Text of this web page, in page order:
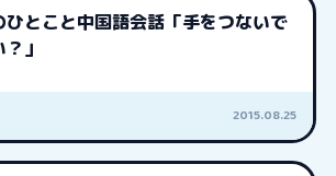
ひとこと中国語会話「手をつないで
」
2015.08.25